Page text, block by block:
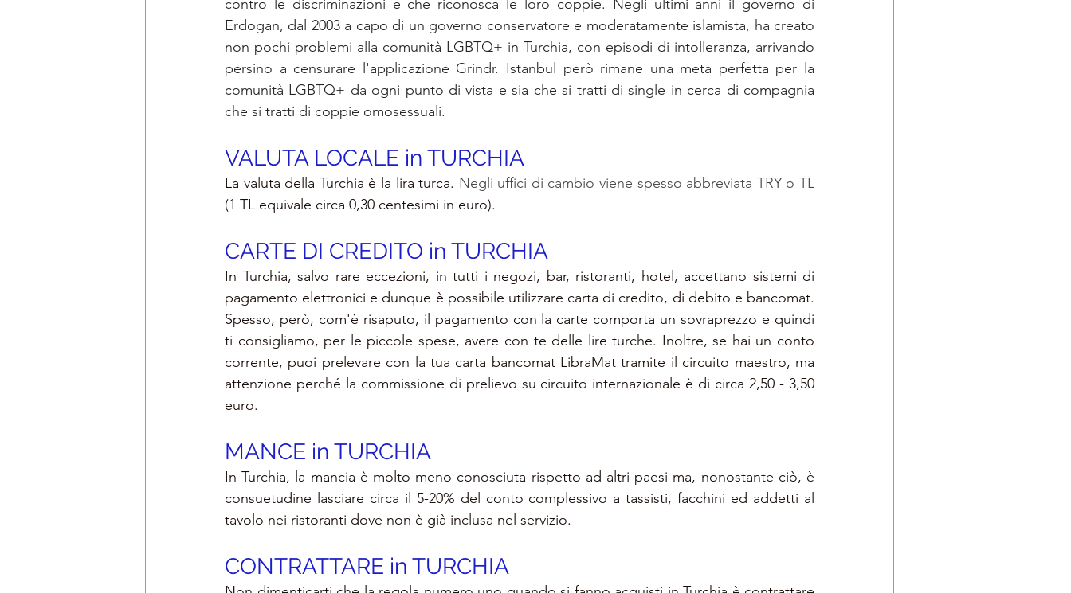
contro le discriminazioni e che riconosca le loro coppie. Negli ultimi anni il governo di
Erdogan, dal 2003 a capo di un governo conservatore e moderatamente islamista, ha creato
non pochi problemi alla comunità LGBTQ+ in Turchia, con episodi di intolleranza, arrivando
persino a censurare l'applicazione Grindr. Istanbul però rimane una meta perfetta per la
comunità LGBTQ+ da ogni punto di vista e sia che si tratti di single in cerca di compagnia
che si tratti di coppie omosessuali.
VALUTA LOCALE in TURCHIA
La valuta della Turchia è la lira turca.
(1 TL equivale circa 0,30 centesimi in euro).
CARTE DI CREDITO in TURCHIA
In Turchia, salvo rare eccezioni, in tutti i negozi, bar, ristoranti, hotel, accettano sistemi di
pagamento elettronici e dunque è possibile utilizzare carta di credito, di debito e bancomat.
Spesso, però, com'è risaputo, il pagamento con la carte comporta un sovraprezzo e quindi
ti consigliamo, per le piccole spese, avere con te delle lire turche. Inoltre, se hai un conto
corrente, puoi prelevare con la tua carta bancomat LibraMat tramite il circuito maestro, ma
attenzione perché la commissione di prelievo su circuito internazionale è di circa 2,50 - 3,50
euro.
MANCE in TURCHIA
In Turchia, la mancia è molto meno conosciuta rispetto ad altri paesi ma, nonostante ciò, è
consuetudine lasciare circa il 5-20% del conto complessivo a tassisti, facchini ed addetti al
tavolo nei ristoranti dove non è già inclusa nel servizio.
CONTRATTARE in TURCHIA